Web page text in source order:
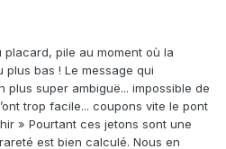
pile au moment où la
bas ! Le message qui
super ambiguë... impossible de
trop facile... coupons vite le pont
» Pourtant ces jetons sont une
est bien calculé. Nous en